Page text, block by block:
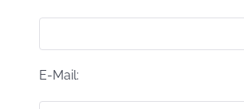
E-Mail: